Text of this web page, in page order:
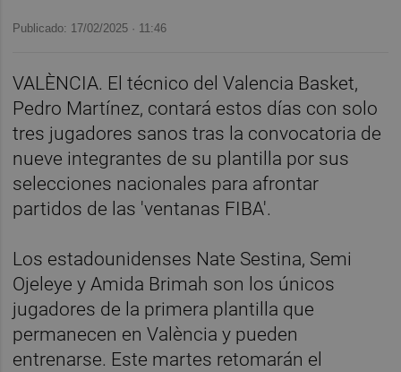
Publicado: 17/02/2025 · 11:46
VALÈNCIA. El técnico del Valencia Basket,
Pedro Martínez, contará estos días con solo
tres jugadores sanos tras la convocatoria de
nueve integrantes de su plantilla por sus
selecciones nacionales para afrontar
partidos de las 'ventanas FIBA'.
Los estadounidenses Nate Sestina, Semi
Ojeleye y Amida Brimah son los únicos
jugadores de la primera plantilla que
permanecen en València y pueden
entrenarse. Este martes retomarán el